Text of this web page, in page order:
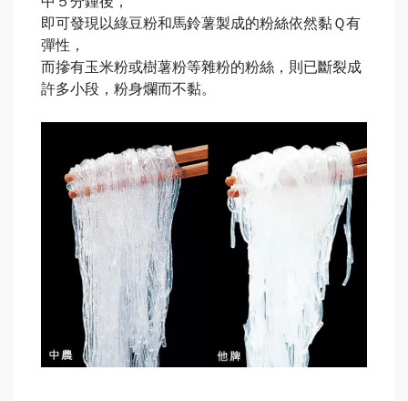
即可發現以綠豆粉和馬鈴薯製成的粉絲依然黏Ｑ有
彈性，
而摻有玉米粉或樹薯粉等雜粉的粉絲，則已斷裂成
許多小段，粉身爛而不黏。